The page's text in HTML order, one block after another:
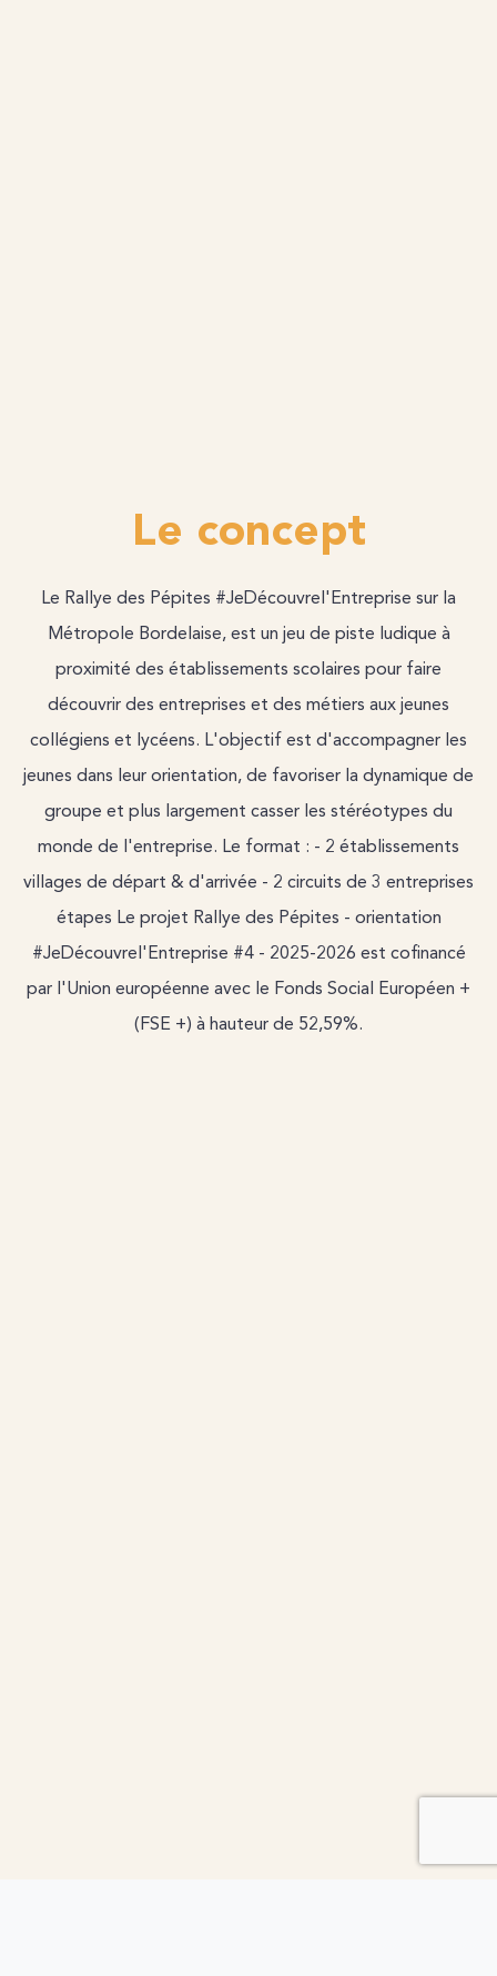
Le concept
Le Rallye des Pépites #JeDécouvrel'Entreprise sur la
Métropole Bordelaise, est un jeu de piste ludique à
proximité des établissements scolaires pour faire
découvrir des entreprises et des métiers aux jeunes
collégiens et lycéens. L'objectif est d'accompagner les
jeunes dans leur orientation, de favoriser la dynamique de
groupe et plus largement casser les stéréotypes du
monde de l'entreprise. Le format : - 2 établissements
villages de départ & d'arrivée - 2 circuits de 3 entreprises
étapes Le projet Rallye des Pépites - orientation
#JeDécouvrel'Entreprise #4 - 2025-2026 est cofinancé
par l'Union européenne avec le Fonds Social Européen +
(FSE +) à hauteur de 52,59%.